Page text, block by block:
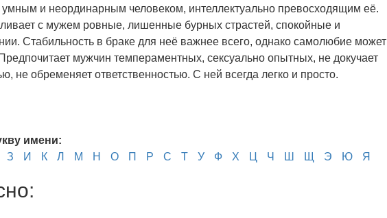
умным и неординарным человеком, интеллектуально превосходящим её.
с мужем ровные, лишенные бурных страстей, спокойные и
Стабильность в браке для неё важнее всего, однако самолюбие может
мужчин темпераментных, сексуально опытных, не докучает
не обременяет ответственностью. С ней всегда легко и просто.
имени:
З И К Л М Н О П Р С Т У Ф Х Ц Ч Ш Щ Э Ю Я